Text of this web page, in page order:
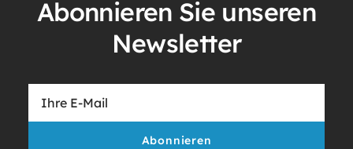
Abonnieren Sie unseren
Newsletter
Abonnieren